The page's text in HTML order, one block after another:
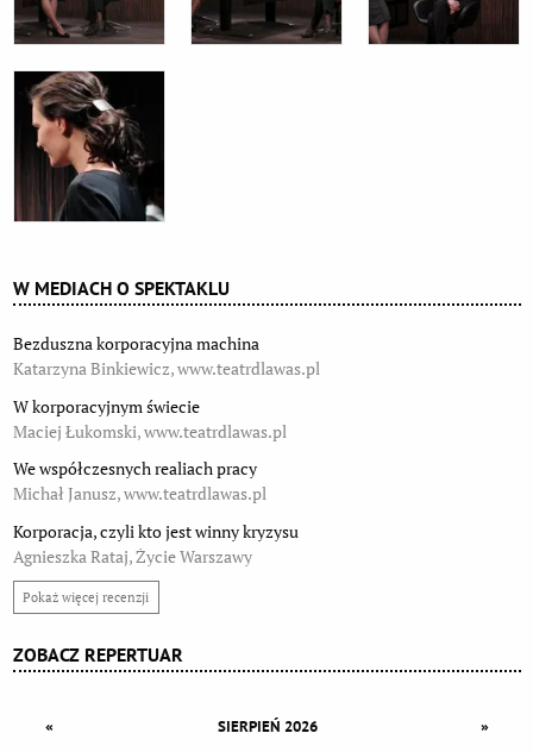
ZOBACZ REPERTUAR
« SIERPIEŃ 2026 »
W MEDIACH O SPEKTAKLU
Bezduszna korporacyjna machina
Katarzyna Binkiewicz, www.teatrdlawas.pl
W korporacyjnym świecie
Maciej Łukomski, www.teatrdlawas.pl
We współczesnych realiach pracy
Michał Janusz, www.teatrdlawas.pl
Korporacja, czyli kto jest winny kryzysu
Agnieszka Rataj, Życie Warszawy
Pokaż więcej recenzji